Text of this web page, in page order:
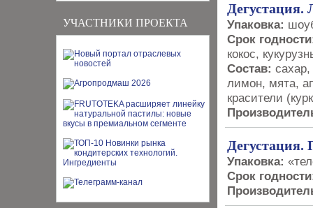
УЧАСТНИКИ ПРОЕКТА
Дегустация.
Упаковка:
Срок
кокос,
Состав:
лимон, мята,
красители
Дегустация.
Упаковка:
Срок